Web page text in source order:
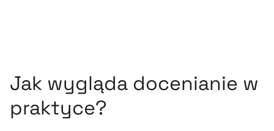
Jak wygląda docenianie w
praktyce?